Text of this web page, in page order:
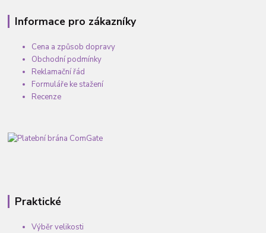
Informace pro zákazníky
Cena a způsob dopravy
Obchodní podmínky
Reklamační řád
Formuláře ke stažení
Recenze
Praktické
Výběr velikosti